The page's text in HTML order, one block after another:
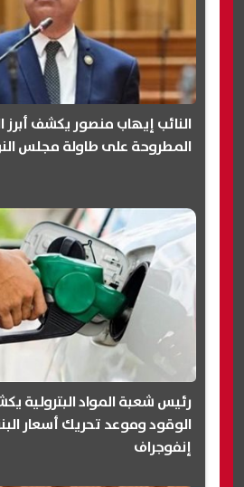
النائب إيهاب منصور يكشف أبرز
المطروحة على طاولة مجلس
رئيس شعبة المواد البترولية
الوقود وموعد تحريك أسعار
إنفوجراف